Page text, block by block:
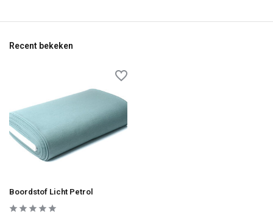
Recent bekeken
Boordstof Licht Petrol